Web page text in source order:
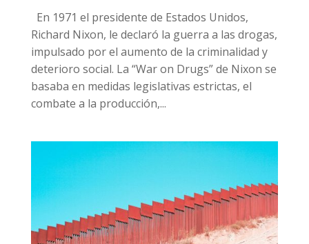
En 1971 el presidente de Estados Unidos,
Richard Nixon, le declaró la guerra a las drogas,
impulsado por el aumento de la criminalidad y
deterioro social. La “War on Drugs” de Nixon se
basaba en medidas legislativas estrictas, el
combate a la producción,...